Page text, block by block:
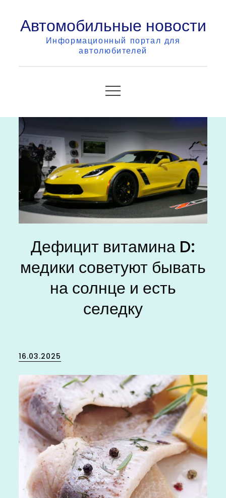
contentАвтомобильные новости
Информационный портал для
автолюбителей
Дефицит витамина D:
медики советуют бывать
на солнце и есть
селедку
Posted
16.03.2025